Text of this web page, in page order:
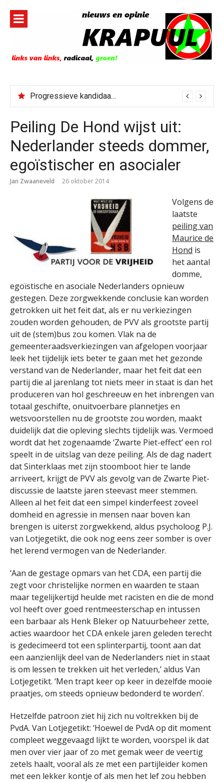
inhoud
Progressieve kandidaat El-Sayed senaatskandidaat Michigan
Peiling De Hond wijst uit:
Nederlander steeds dommer,
egoïstischer en asocialer
Jan Zwaaneveld 26 oktober 2014
Volgens de
laatste
peiling van
Maurice de
Hond is
het aantal
domme,
egoïstische en asociale Nederlanders opnieuw
gestegen. Deze zorgwekkende conclusie kan worden
getrokken uit het feit dat, als er nu verkiezingen
zouden worden gehouden, de PVV als grootste partij
uit de (stem)bus zou komen. Vlak na de
gemeenteraadsverkiezingen van afgelopen voorjaar
leek het tijdelijk iets beter te gaan met het gezonde
verstand van de Nederlander, maar het feit dat een
partij die al jarenlang tot niets meer in staat is dan het
produceren van hol geschreeuw en het inbrengen van
totaal geschifte, onuitvoerbare plannetjes en
wetsvoorstellen nu de grootste zou worden, maakt
duidelijk dat die opleving slechts tijdelijk was. Vermoed
wordt dat het zogenaamde ‘Zwarte Piet-effect’ een rol
speelt in de uitslag van deze peiling. Als de dag nadert
dat Sinterklaas met zijn stoomboot hier te lande
arriveert, krijgt de PVV als gevolg van de Zwarte Piet-
discussie de laatste jaren steevast meer stemmen.
Alleen al het feit dat een simpel kinderfeest zoveel
domheid en agressie in mensen naar boven kan
brengen is uiterst zorgwekkend, aldus psycholoog P.J.
van Lotjegetikt, die ook nog eens zeer somber is over
het lerend vermogen van de Nederlander.
‘Aan de gestage opmars van het CDA, een partij die
zegt voor christelijke normen en waarden te staan
maar tegelijkertijd heulde met racisten en die de mond
vol heeft over goed rentmeesterschap en intussen
een barbaar als Henk Bleker op Natuurbeheer zette,
acties waardoor het CDA enkele jaren geleden terecht
is gedecimeerd tot een splinterpartij, toont aan dat
een aanzienlijk deel van de Nederlanders niet in staat
is om lessen te trekken uit het verleden,’ aldus Van
Lotjegetikt. ‘Men trapt keer op keer in dezelfde mooie
praatjes, om steeds opnieuw bedonderd te worden’.
Hetzelfde patroon ziet hij zich nu voltrekken bij de
PvdA. Van Lotjegetikt: ‘Hoewel de PvdA op dit moment
compleet weggevaagd lijkt te worden, voorspel ik dat
men over vier jaar of zo met gemak weer de veertig
zetels haalt, vooral als ze met een partijleider komen
met een lekker kontje of als men het lef zou hebben